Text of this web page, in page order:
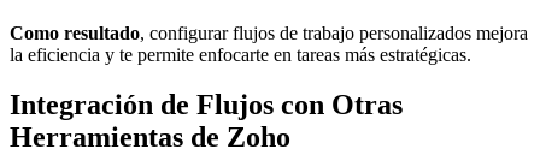
Como resultado, configurar flujos de trabajo personalizados mejora
la eficiencia y te permite enfocarte en tareas más estratégicas.
Integración de Flujos con Otras
Herramientas de Zoho